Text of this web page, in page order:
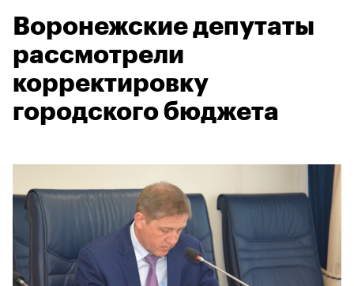
Воронежские депутаты
рассмотрели
корректировку
городского бюджета